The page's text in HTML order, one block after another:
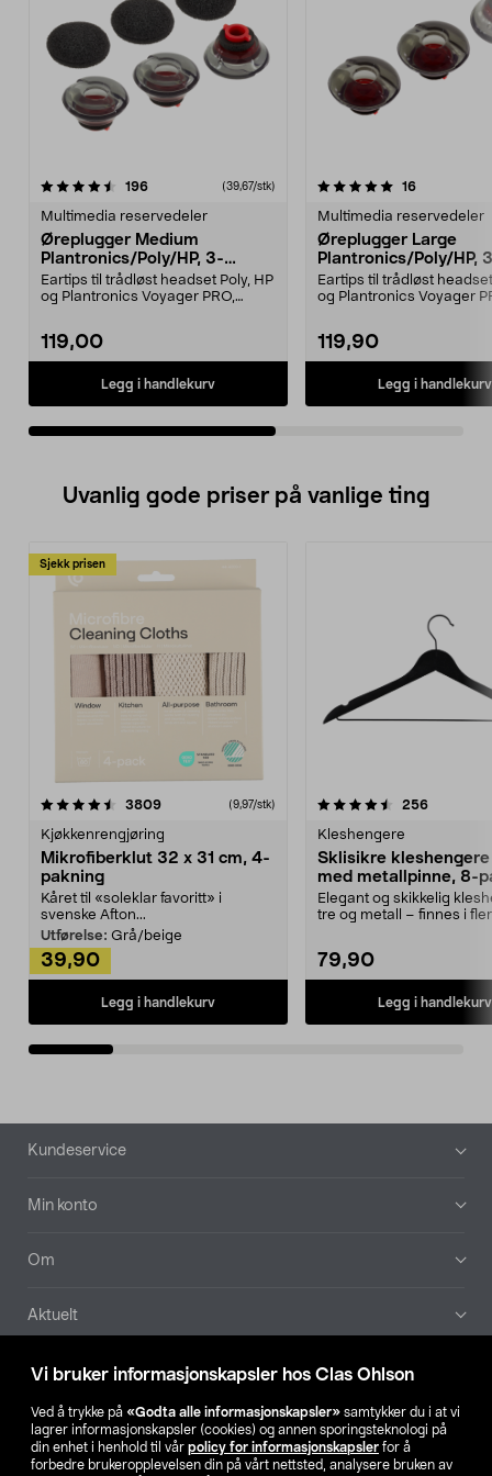
Vi bruker informasjonskapsler hos Clas Ohlson
Ved å trykke på «Godta alle informasjonskapsler» samtykker du i at vi
lagrer informasjonskapsler (cookies) og annen sporingsteknologi på
din enhet i henhold til vår policy for informasjonskapsler for å
forbedre brukeropplevelsen din på vårt nettsted, analysere bruken av
196anmeldelser(39,67/stk)
Multimedia reservedeler
Øreplugger Medium
Plantronics/Poly/HP, 3-
pakning
Eartips til trådløst headset Poly, HP
og Plantronics Voyager PRO,
119,00
Legg i handlekurv
5.0av 5 stjerner 16anmeldelser
Multimedia reservedeler
Øreplugger Large
Plantronics/Poly/HP,
pakning
Eartips til trådløst
og Plantronics Voyager
119,90
Legg i handlekurv
5.0av 5 stjerner
Uvanlig gode priser på vanlige ting
Sjekk prisen
3809anmeldelser(9,97/stk)
Kjøkkenrengjøring
Mikrofiberklut 32 x 31 cm, 4-
pakning
Kåret til «soleklar favoritt» i
svenske Afton...
Utførelse: Grå/beige
39,90
Legg i handlekurv
4.5av 5 stjerner 256
Kleshengere
Sklisikre
med metallpinne, 8-
Elegant og skikkelig
tre og metall – finnes i
79,90
Legg i handlekurv
4.5av 5 stjerner
Bunntekst
Kundeservice
Min konto
Om
Aktuelt
Våre selskaper
Finn din butikk